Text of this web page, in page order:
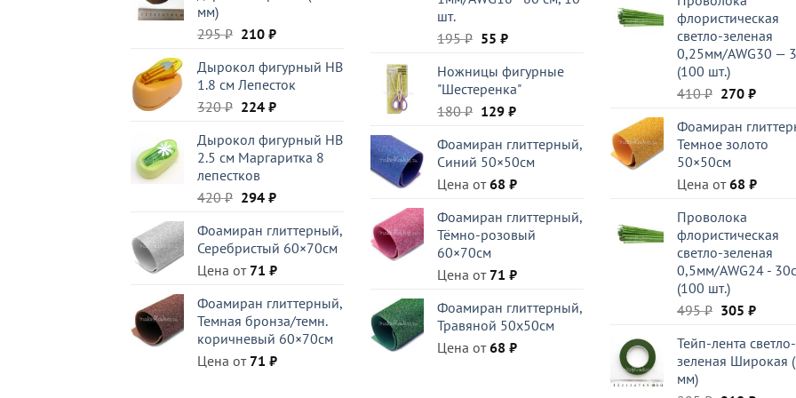
мм)
295₽ Первоначальная
составляла
295 ₽.
210 ₽Текущая
210 ₽.
Дырокол фигурный HB
1.8 см Лепесток
320₽ Первоначальная
составляла
320 ₽.
224 ₽Текущая
224 ₽.
Дырокол фигурный HB
2.5 см Маргаритка 8
лепестков
420₽ Первоначальная
составляла
420 ₽.
294 ₽Текущая
294 ₽.
Фоамиран глиттерный,
Серебристый 60×70см
Цена от 71 ₽
Фоамиран глиттерный,
Темная бронза/темн.
коричневый 60×70см
Цена от 71 ₽
шт.
195₽ Первоначальная
составляла
195 ₽.
55 ₽Текущая
55 ₽.
Ножницы фигурные
"Шестеренка"
180₽ Первоначальная
составляла
180 ₽.
129 ₽Текущая
129 ₽.
Фоамиран глиттерный,
Синий 50×50см
Цена от68 ₽
Фоамиран глиттерный,
Тёмно-розовый
60×70см
Цена от 71 ₽
Фоамиран глиттерный,
Травяной 50x50см
Цена от68 ₽
295 ₽.
флористическая
светло-зеленая
0,25мм/AWG30 —
(100 шт.)
410₽
составляла
410 ₽.
270 ₽
270 ₽.
Фоамиран
Темное золото
50×50см
Цена от68 ₽
Проволока
флористическая
светло-зеленая
0,5мм/AWG24 -
(100 шт.)
495₽
составляла
495 ₽.
305 ₽
305 ₽.
Тейп-лента светло-
зеленая Широкая
мм)